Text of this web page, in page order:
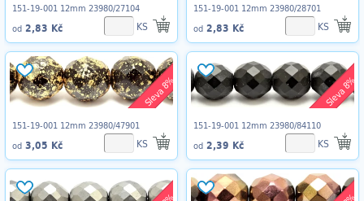
151-19-001 12mm 23980/27104
od 2,83 Kč KS
151-19-001 12mm 23980/28701
od 2,83 Kč KS
Sleva 8%
151-19-001 12mm 23980/47901
od 3,05 Kč KS
Sleva 8%
151-19-001 12mm 23980/84110
od 2,39 Kč KS